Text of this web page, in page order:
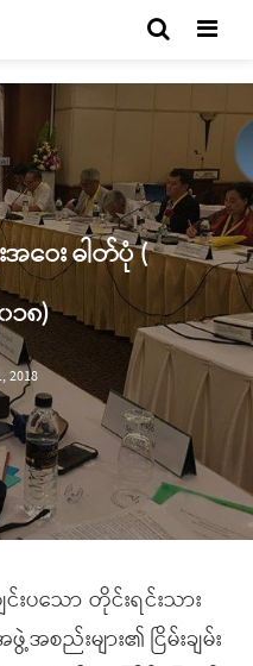
ဝေး ဓါတ်ပုံ (
၁၈)
2018
းပသော တိုင်းရင်းသား
းများ၏ ငြိမ်းချမ်း